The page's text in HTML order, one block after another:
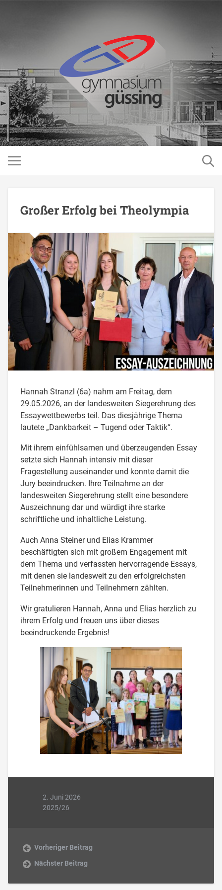
Großer Erfolg bei Theolympia
Hannah Stranzl (6a) nahm am Freitag, dem
29.05.2026, an der landesweiten Siegerehrung des
Essaywettbewerbs teil. Das diesjährige Thema
lautete „Dankbarkeit – Tugend oder Taktik“.
Mit ihrem einfühlsamen und überzeugenden Essay
setzte sich Hannah intensiv mit dieser
Fragestellung auseinander und konnte damit die
Jury beeindrucken. Ihre Teilnahme an der
landesweiten Siegerehrung stellt eine besondere
Auszeichnung dar und würdigt ihre starke
schriftliche und inhaltliche Leistung.
Auch Anna Steiner und Elias Krammer
beschäftigten sich mit großem Engagement mit
dem Thema und verfassten hervorragende Essays,
mit denen sie landesweit zu den erfolgreichsten
Teilnehmerinnen und Teilnehmern zählten.
Wir gratulieren Hannah, Anna und Elias herzlich zu
ihrem Erfolg und freuen uns über dieses
beeindruckende Ergebnis!
2. Juni 2026
2025/26
Vorheriger Beitrag
Nächster Beitrag